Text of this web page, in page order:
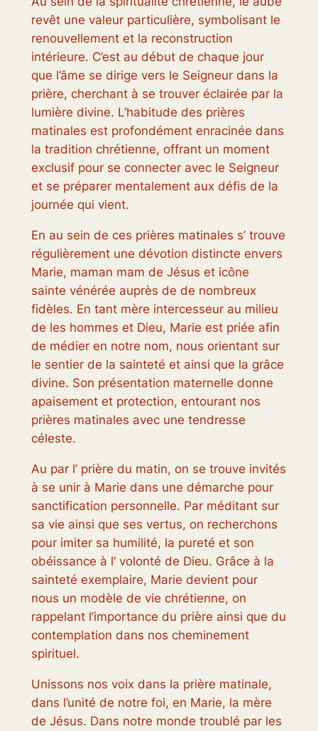
revêt une valeur particulière, symbolisant le
renouvellement et la reconstruction
intérieure. C’est au début de chaque jour
que l’âme se dirige vers le Seigneur dans la
prière, cherchant à se trouver éclairée par la
lumière divine. L’habitude des prières
matinales est profondément enracinée dans
la tradition chrétienne, offrant un moment
exclusif pour se connecter avec le Seigneur
et se préparer mentalement aux défis de la
journée qui vient.
En au sein de ces prières matinales s’ trouve
régulièrement une dévotion distincte envers
Marie, maman mam de Jésus et icône
sainte vénérée auprès de de nombreux
fidèles. En tant mère intercesseur au milieu
de les hommes et Dieu, Marie est priée afin
de médier en notre nom, nous orientant sur
le sentier de la sainteté et ainsi que la grâce
divine. Son présentation maternelle donne
apaisement et protection, entourant nos
prières matinales avec une tendresse
céleste.
Au par l’ prière du matin, on se trouve invités
à se unir à Marie dans une démarche pour
sanctification personnelle. Par méditant sur
sa vie ainsi que ses vertus, on recherchons
pour imiter sa humilité, la pureté et son
obéissance à l’ volonté de Dieu. Grâce à la
sainteté exemplaire, Marie devient pour
nous un modèle de vie chrétienne, on
rappelant l’importance du prière ainsi que du
contemplation dans nos cheminement
spirituel.
Unissons nos voix dans la prière matinale,
dans l’unité de notre foi, en Marie, la mère
de Jésus. Dans notre monde troublé par les